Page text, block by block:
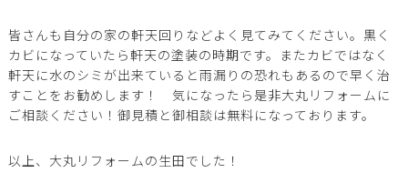
皆さんも自分の家の軒天回りなどよく見てみてください。黒く
カビになっていたら軒天の塗装の時期です。またカビではなく
軒天に水のシミが出来ていると雨漏りの恐れもあるので早く治
すことをお勧めします！ 気になったら是非大丸リフォームに
ご相談ください！御見積と御相談は無料になっております。
以上、大丸リフォームの生田でした！